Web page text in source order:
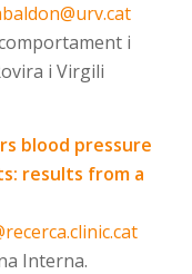
i
i Virgili
blood pressure
results from a
Interna.